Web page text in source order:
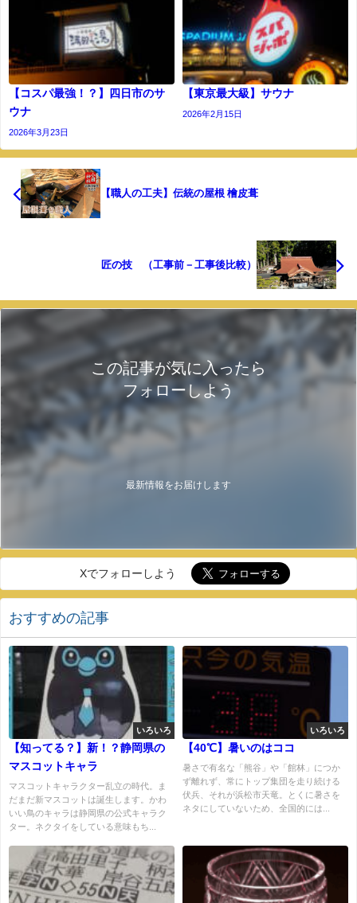
【コスパ最強！？】四日市のサ
ウナ
2026年3月23日
【東京最大級】サウナ
2026年2月15日
【職人の工夫】伝統の屋根 檜皮葺
匠の技 （工事前－工事後比較）
この記事が気に入ったら
フォローしよう
最新情報をお届けします
Xでフォローしよう
おすすめの記事
いろいろ
【知ってる？】新！？静岡県の
マスコットキャラ
マスコットキャラクター乱立の時代。ま
だまだ新マスコットは誕生します。かわ
いい鳥のキャラは静岡県の公式キャラク
ター。ネクタイをしている意味もち...
いろいろ
【40℃】暑いのはココ
暑さで有名な「熊谷」や「館林」につか
ず離れず、常にトップ集団を走り続ける
伏兵、それが浜松市天竜。とくに暑さを
ネタにしていないため、全国的には...